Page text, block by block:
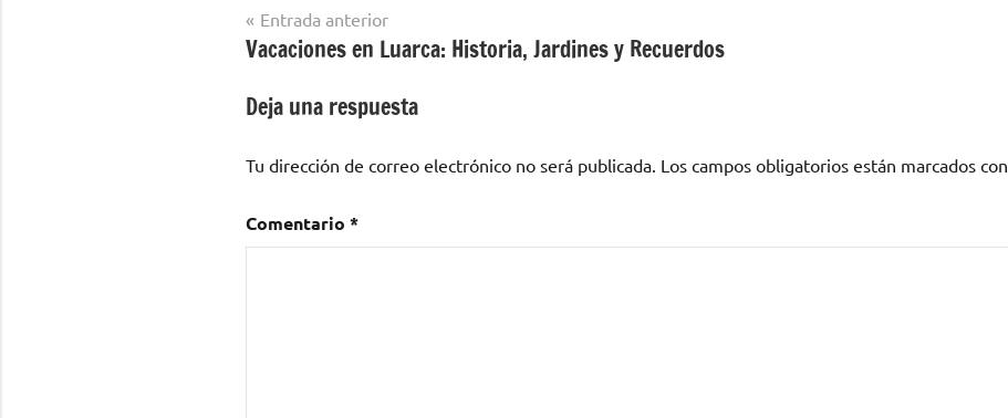
Navegación
de
entradas
Entrada anterior
Vacaciones en Luarca: Historia, Jardines y Recuerdos
Deja una respuesta
Tu dirección de correo electrónico no será publicada. Los campos obligatorios están marcados con
Comentario *